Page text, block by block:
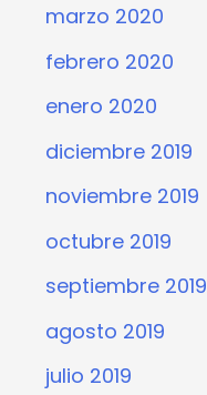
marzo 2020
febrero 2020
enero 2020
diciembre 2019
noviembre 2019
octubre 2019
septiembre 2019
agosto 2019
julio 2019